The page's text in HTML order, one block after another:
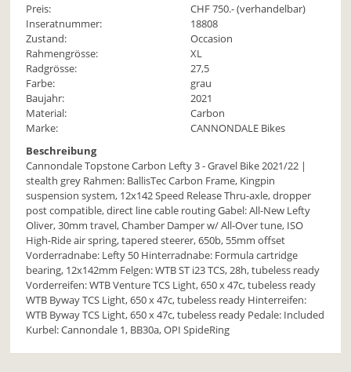
Preis: CHF750.- (verhandelbar)
Inseratnummer:
18808
Zustand:
Occasion
Rahmengrösse:
XL
Radgrösse:
27,5
Farbe:
grau
Baujahr:
2021
Material:
Carbon
Marke:
CANNONDALE Bikes
Beschreibung
Cannondale Topstone Carbon Lefty 3 - Gravel Bike 2021/22 |
stealth grey Rahmen: BallisTec Carbon Frame, Kingpin
suspension system, 12x142 Speed Release Thru-axle, dropper
post compatible, direct line cable routing Gabel: All-New Lefty
Oliver, 30mm travel, Chamber Damper w/ All-Over tune, ISO
High-Ride air spring, tapered steerer, 650b, 55mm offset
Vorderradnabe: Lefty 50 Hinterradnabe: Formula cartridge
bearing, 12x142mm Felgen: WTB ST i23 TCS, 28h, tubeless ready
Vorderreifen: WTB Venture TCS Light, 650 x 47c, tubeless ready
WTB Byway TCS Light, 650 x 47c, tubeless ready Hinterreifen:
WTB Byway TCS Light, 650 x 47c, tubeless ready Pedale: Included
Kurbel: Cannondale 1, BB30a, OPI SpideRing